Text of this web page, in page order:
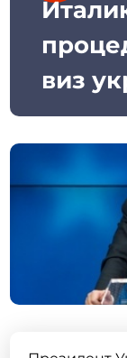
виз